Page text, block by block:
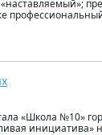
«Школа №10»
инициатива»